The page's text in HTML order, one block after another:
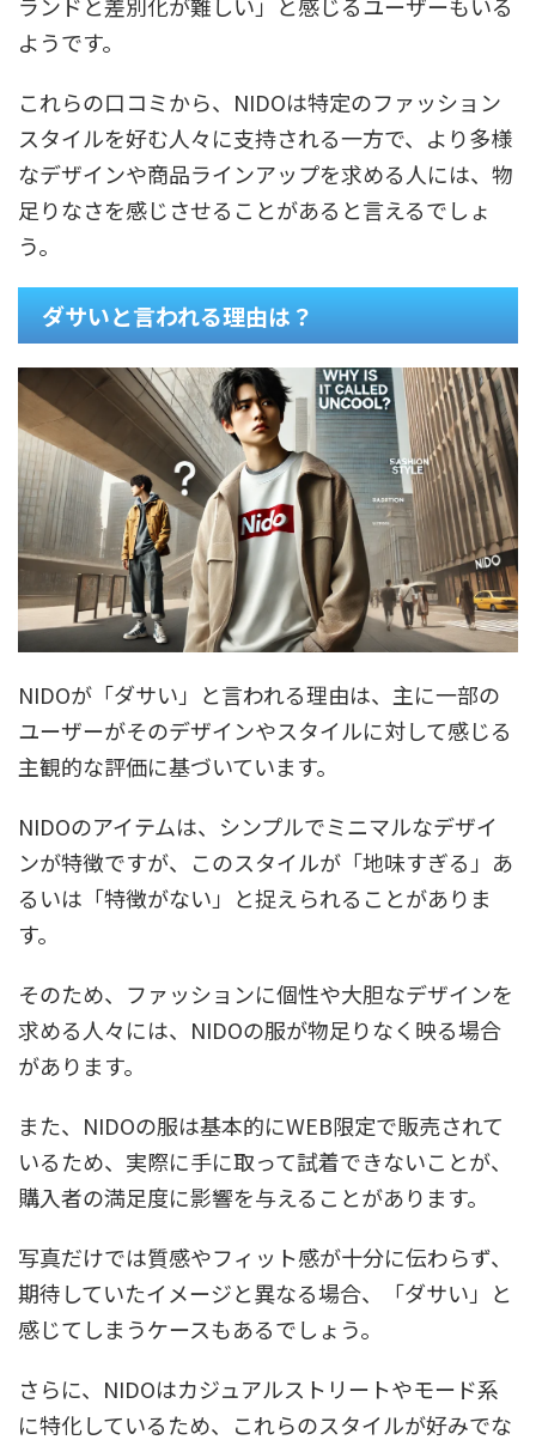
ようです。
これらの口コミから、NIDOは特定のファッション
スタイルを好む人々に支持される一方で、より多様
なデザインや商品ラインアップを求める人には、物
足りなさを感じさせることがあると言えるでしょ
う。
ダサいと言われる理由は？
NIDOが「ダサい」と言われる理由は、主に一部の
ユーザーがそのデザインやスタイルに対して感じる
主観的な評価に基づいています。
NIDOのアイテムは、シンプルでミニマルなデザイ
ンが特徴ですが、このスタイルが「地味すぎる」あ
るいは「特徴がない」と捉えられることがありま
す。
そのため、ファッションに個性や大胆なデザインを
求める人々には、NIDOの服が物足りなく映る場合
があります。
また、NIDOの服は基本的にWEB限定で販売されて
いるため、実際に手に取って試着できないことが、
購入者の満足度に影響を与えることがあります。
写真だけでは質感やフィット感が十分に伝わらず、
期待していたイメージと異なる場合、「ダサい」と
感じてしまうケースもあるでしょう。
さらに、NIDOはカジュアルストリートやモード系
に特化しているため、これらのスタイルが好みでな